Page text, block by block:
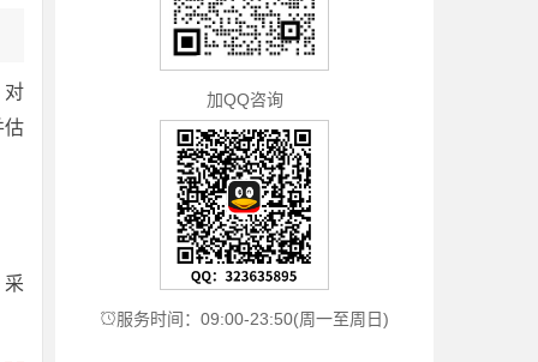
对
估
采
加QQ咨询
服务时间：09:00-23:50(周一至周日)